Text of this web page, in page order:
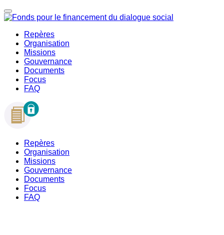
Repères
Organisation
Missions
Gouvernance
Documents
Focus
FAQ
Repères
Organisation
Missions
Gouvernance
Documents
Focus
FAQ